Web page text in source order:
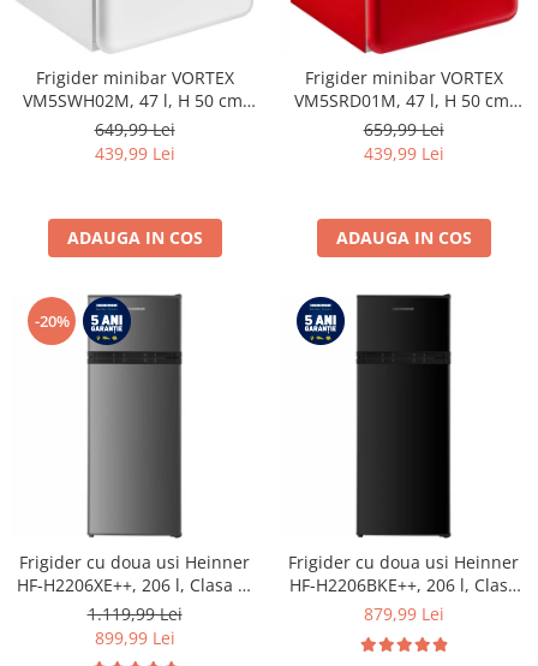
Frigider minibar VORTEX
VM5SWH02M, 47 l, H 50 cm,
Clasa E, alb
649,99 Lei
439,99 Lei
ADAUGA IN COS
Frigider minibar VORTEX
VM5SRD01M, 47 l, H 50 cm,
Clasa E, rosu
659,99 Lei
439,99 Lei
ADAUGA IN COS
-20%
Frigider cu doua usi Heinner
HF-H2206XE++, 206 l, Clasa E,
lumina LED, 3 rafturi de sticla,
H 143 cm, Inox
1.119,99 Lei
899,99 Lei
Frigider cu doua usi Heinner
HF-H2206BKE++, 206 l, Clasa
E, lumina LED, 3 rafturi de
879,99 Lei